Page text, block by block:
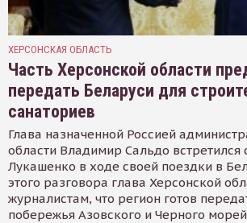
ХЕРСОНСКАЯ ОБЛАСТЬ
Часть Херсонской области
передать Беларуси для
санаториев
Глава назначенной Россией
области Владимир Сальдо
Лукашенко в ходе своей поездки в
этого разговора глава Херсонской
журналистам, что регион готов
побережья Азовского и Черного морей